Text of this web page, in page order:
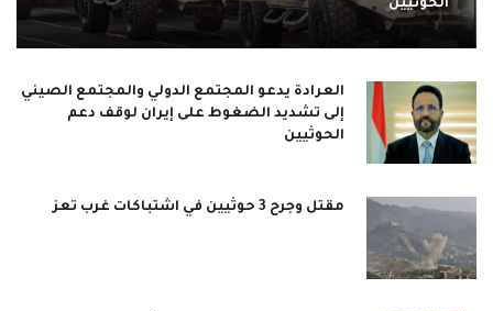
الحوثيين
العرادة يدعو المجتمع الدولي والمجتمع الصيني
إلى تشديد الضغوط على إيران لوقف دعم
الحوثيين
مقتل وجرح 3 حوثيين في اشتباكات غرب تعز